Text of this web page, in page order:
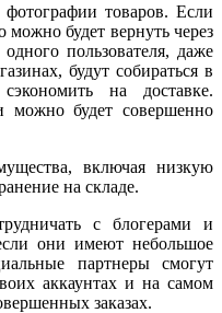
товаров. Если
можно будет вернуть через
пользователя, даже
будут собираться в
на доставке.
можно будет совершенно
включая низкую
на складе.
с блогерами и
они имеют небольшое
партнеры смогут
аккаунтах и на самом
заказах.